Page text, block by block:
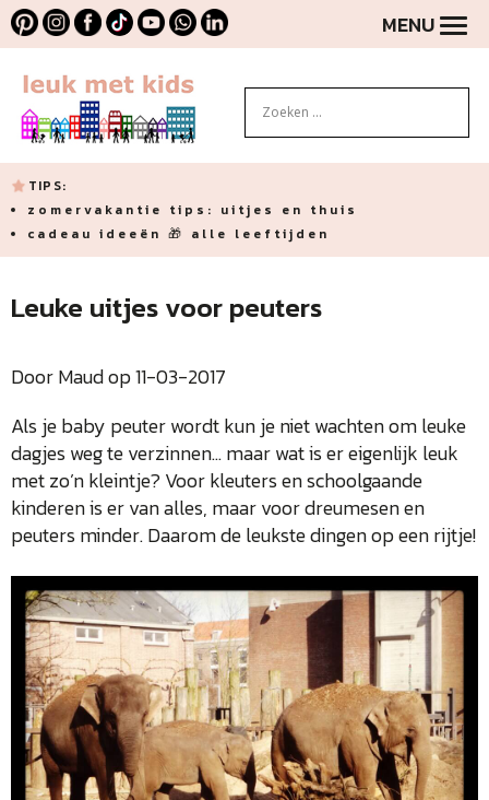
MENU
TIPS:
zomervakantie tips: uitjes en thuis
cadeau ideeën 🎁 alle leeftijden
Leuke uitjes voor peuters
Door Maud op 11-03-2017
Als je baby peuter wordt kun je niet wachten om leuke
dagjes weg te verzinnen… maar wat is er eigenlijk leuk
met zo’n kleintje? Voor kleuters en schoolgaande
kinderen is er van alles, maar voor dreumesen en
peuters minder. Daarom de leukste dingen op een rijtje!